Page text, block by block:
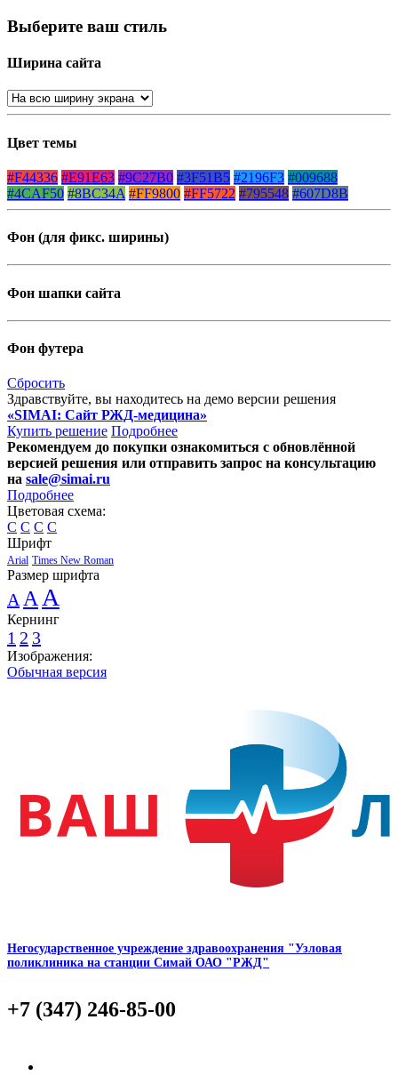
Выберите ваш стиль
Ширина сайта
Цвет темы
#F44336 #E91E63 #9C27B0 #3F51B5 #2196F3 #009688
#4CAF50 #8BC34A #FF9800 #FF5722 #795548 #607D8B
Фон (для фикс. ширины)
Фон шапки сайта
Фон футера
Сбросить
Здравствуйте, вы находитесь на демо версии решения
«SIMAI: Сайт РЖД-медицина»
Купить решение Подробнее
Рекомендуем до покупки ознакомиться с обновлённой
версией решения или отправить запрос на консультацию
на sale@simai.ru
Подробнее
Цветовая схема:
C C C C
Шрифт
Arial Times New Roman
Размер шрифта
A AA
Кернинг
1 2 3
Изображения:
Обычная версия
Негосударственное учреждение здравоохранения "Узловая
поликлиника на станции Симай ОАО "РЖД"
+7 (347) 246-85-00